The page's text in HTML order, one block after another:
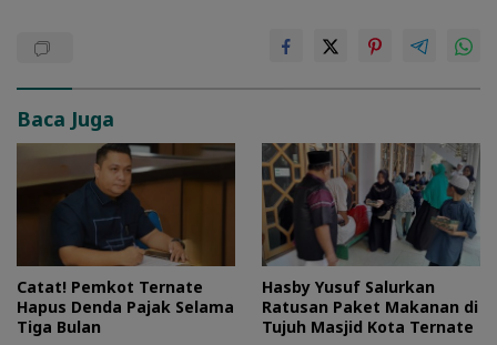
Baca Juga
Catat! Pemkot Ternate
Hapus Denda Pajak Selama
Tiga Bulan
Hasby Yusuf Salurkan
Ratusan Paket Makanan di
Tujuh Masjid Kota Ternate